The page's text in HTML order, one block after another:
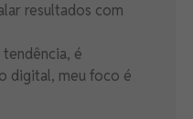
resultados com
é
digital, meu foco é